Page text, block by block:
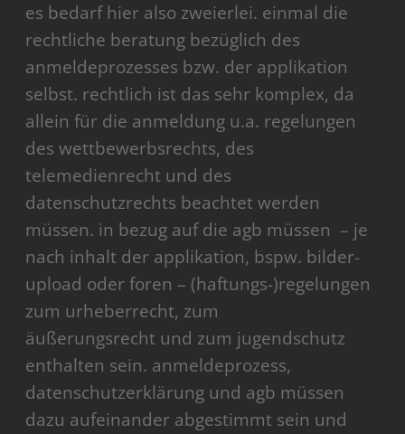
es bedarf hier also zweierlei. einmal die
rechtliche beratung bezüglich des
anmeldeprozesses bzw. der applikation
selbst. rechtlich ist das sehr komplex, da
allein für die anmeldung u.a. regelungen
des wettbewerbsrechts, des
telemedienrecht und des
datenschutzrechts beachtet werden
müssen. in bezug auf die agb müssen – je
nach inhalt der applikation, bspw. bilder-
upload oder foren – (haftungs-)regelungen
zum urheberrecht, zum
äußerungsrecht und zum jugendschutz
enthalten sein. anmeldeprozess,
datenschutzerklärung und agb müssen
dazu aufeinander abgestimmt sein und